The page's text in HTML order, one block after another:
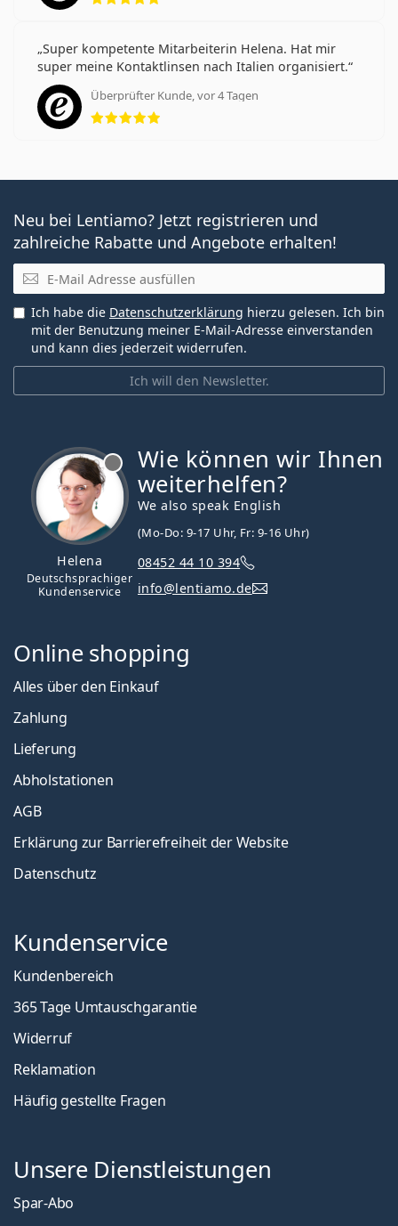
Super kompetente Mitarbeiterin Helena. Hat mir
super meine Kontaktlinsen nach Italien organisiert.
Überprüfter Kunde, vor 4 Tagen
Bewertung 5 aus 5
Neu bei Lentiamo? Jetzt registrieren und
zahlreiche Rabatte und Angebote erhalten!
E-Mail
Ich will den Newsletter.
Ich habe die Datenschutzerklärung hierzu gelesen. Ich bin
mit der Benutzung meiner E-Mail-Adresse einverstanden
und kann dies jederzeit widerrufen.
Helena
Deutschsprachiger
Kundenservice
Wie können wir Ihnen
weiterhelfen?
We also speak English
(Mo-Do: 9-17 Uhr, Fr: 9-16 Uhr)
08452 44 10 394
info@lentiamo.de
Online shopping
Alles über den Einkauf
Zahlung
Lieferung
Abholstationen
AGB
Erklärung zur Barrierefreiheit der Website
Datenschutz
Kundenservice
Kundenbereich
365 Tage Umtauschgarantie
Widerruf
Reklamation
Häufig gestellte Fragen
Unsere Dienstleistungen
Spar-Abo